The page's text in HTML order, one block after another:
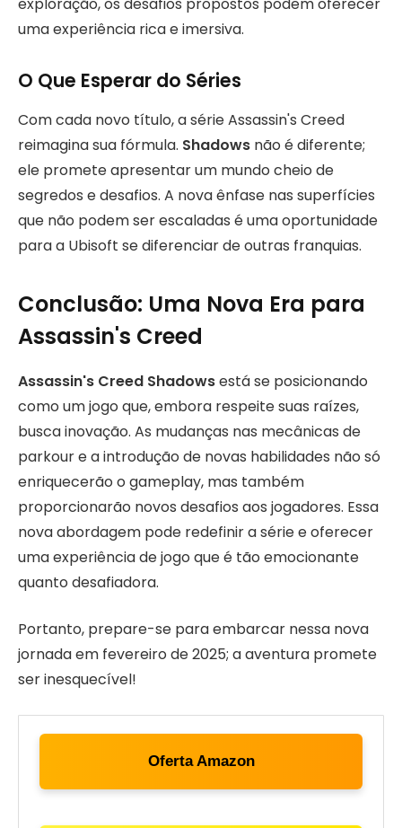
uma experiência rica e imersiva.
O Que Esperar do Séries
Com cada novo título, a série Assassin's Creed
reimagina sua fórmula. Shadows não é diferente;
ele promete apresentar um mundo cheio de
segredos e desafios. A nova ênfase nas superfícies
que não podem ser escaladas é uma oportunidade
para a Ubisoft se diferenciar de outras franquias.
Conclusão: Uma Nova Era para
Assassin's Creed
Assassin's Creed Shadowsestá se posicionando
como um jogo que, embora respeite suas raízes,
busca inovação. As mudanças nas mecânicas de
parkour e a introdução de novas habilidades não só
enriquecerão o gameplay, mas também
proporcionarão novos desafios aos jogadores. Essa
nova abordagem pode redefinir a série e oferecer
uma experiência de jogo que é tão emocionante
quanto desafiadora.
Portanto, prepare-se para embarcar nessa nova
jornada em fevereiro de 2025; a aventura promete
ser inesquecível!
Oferta Amazon